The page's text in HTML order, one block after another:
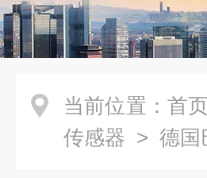
当前位置： 首页
传感器 > 德国